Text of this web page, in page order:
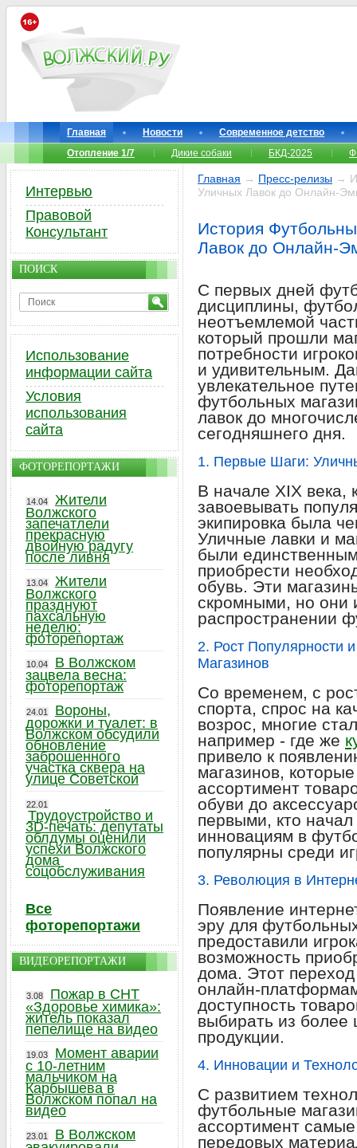
Главная Новости
Современное детство
Отопление 1/7
Дикие собаки БКД-2025
Главная → Пресс-релизы →
Уличных Лавок до Онлайн-
История
Лавок до Онлайн-
С первых дней
дисциплины,
неотъемлемой
который прошли
потребности
и удивительным.
увлекательное
футбольных
лавок до
сегодняшнего дня.
1. Первые Шаги:
В начале XIX века,
завоевывать
экипировка была
Уличные лавки и
были
приобрести
обувь. Эти
скромными, но они
распространении
2. Рост Популярности
Магазинов
Со временем, с
спорта, спрос на
возрос, многие
например - где же
привело к
магазинов,
ассортимент
обуви до
первыми, кто
инновациям в
популярны среди
3. Революция в
Появление
эру для
предоставили
возможность
дома. Этот
онлайн-
доступность
выбирать из более
продукции.
4. Инновации и
С развитием
футбольные
ассортимент
передовых
Интервью
Правовой
Консультант
ПОИСК
Использование
информации сайта
Условия
использования
сайта
ФОТОРЕПОРТАЖИ
14.04
Жители
Волжского
запечатлели
прекрасную
двойную радугу
после ливня
13.04
Жители
Волжского
празднуют
пахсальную
неделю:
фоторепортаж
10.04
В Волжском
зацвела весна:
фоторепортаж
24.01
Вороны,
дорожки и туалет: в
Волжском обсудили
обновление
заброшенного
участка сквера на
улице Советской
22.01
Трудоустройство и
3D-печать: депутаты
облдумы оценили
успехи Волжского
дома
соцобслуживания
Все
фоторепортажи
ВИДЕОРЕПОРТАЖИ
3.08
Пожар в СНТ
«Здоровье химика»:
житель показал
пепелище на видео
19.03
Момент аварии
с 10-летним
мальчиком на
Карбышева в
Волжском попал на
видео
23.01
В Волжском